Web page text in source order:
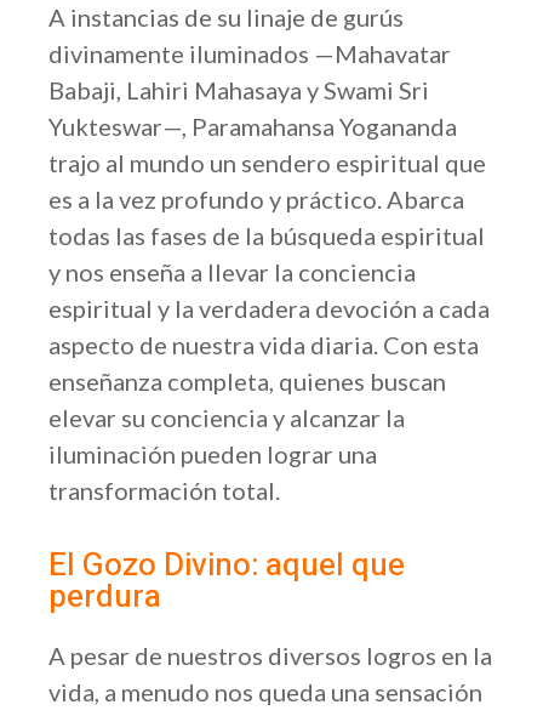
A instancias de su linaje de gurús
divinamente iluminados —Mahavatar
Babaji, Lahiri Mahasaya y Swami Sri
Yukteswar—, Paramahansa Yogananda
trajo al mundo un sendero espiritual que
es a la vez profundo y práctico. Abarca
todas las fases de la búsqueda espiritual
y nos enseña a llevar la conciencia
espiritual y la verdadera devoción a cada
aspecto de nuestra vida diaria. Con esta
enseñanza completa, quienes buscan
elevar su conciencia y alcanzar la
iluminación pueden lograr una
transformación total.
El Gozo Divino: aquel que
perdura
A pesar de nuestros diversos logros en la
vida, a menudo nos queda una sensación